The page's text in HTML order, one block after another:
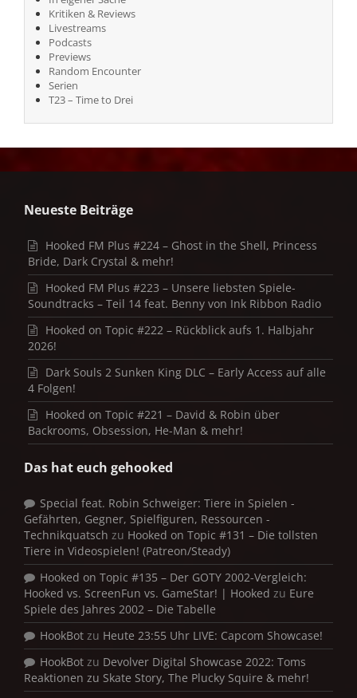
Kritiken & Reviews
Livestreams
Podcasts
Previews
Random Encounter
Serien
T23 – Time to Drei
Neueste Beiträge
Hooked FM Plus #224 – Ghost in the Shell, Princess
Bride, Dark Crystal & mehr!
Hooked FM Plus #223 – Unsere liebsten Spiele-
Soundtracks – Teil 14 feat. Benny von Ink Ribbon Radio
Hooked on Topic #222 – Rückblick aufs 1. Halbjahr
2026!
Dark Souls 2 Sunken King DLC – Early Access auf alle
4 Folgen!
Hooked on Topic #221 – David & Robin über
Backrooms, Obsession, He-Man & mehr!
Das hat euch gehooked
Special feat. Robin Schweiger: Tiere in Spielen -
Gefährten, Gegner, Spielfiguren, Ressourcen -
Technikquatsch zu Hooked on Topic #131 – Die tollsten
Tiere in Videospielen! (Patreon/Steady)
Hooked on Topic #135 – Der GOTY 2002-Vergleich:
Hooked vs. ScreenFun vs. GameStar! | Hooked zu Eure
Spiele des Jahres 2002 – Die Tabelle
HookBot zu Heute 23:55 Uhr LIVE: Capcom Showcase!
HookBot zu Devolver Digital Showcase 2022: Toms
Reaktionen zu Skate Story, The Plucky Squire & mehr!